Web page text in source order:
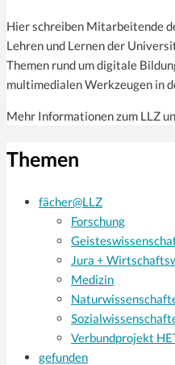
Hier schreiben Mitarbeitende
Lehren und Lernen der
Themen rund um digitale
multimedialen Werkzeugen in
Mehr Informationen zum LLZ
Themen
fächer@LLZ
Forschung
Jura +
Medizin
Verbundprojekt
gefunden